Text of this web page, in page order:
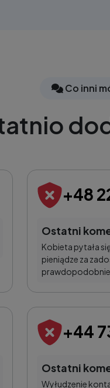
Co inni
+48
Ostatni
Kobieta pytała
pieniądze za
prawdopodobnie
+44
Ostatni
Wyłudzenie